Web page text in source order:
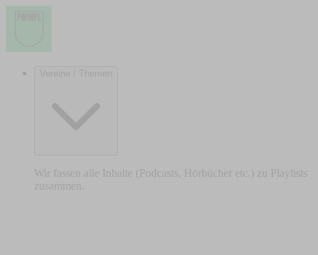
Vereine / Themen
Wir fassen alle Inhalte (Podcasts, Hörbücher etc.) zu Playlists
zusammen.